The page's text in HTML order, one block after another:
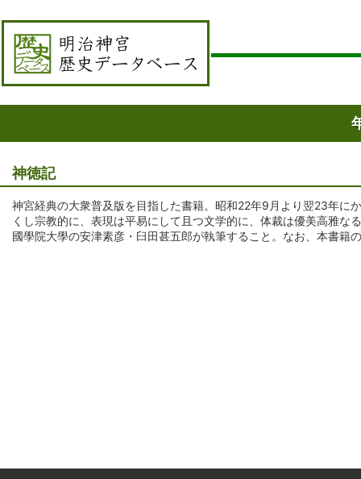
神徳記
神宮経典の大衆普及版を目指した書籍。昭和22年9月より翌23年に
くし宗教的に、表現は平易にして且つ文学的に、体裁は優美高雅
國學院大學の安津素彦・臼田甚五郎が執筆すること。なお、本書籍